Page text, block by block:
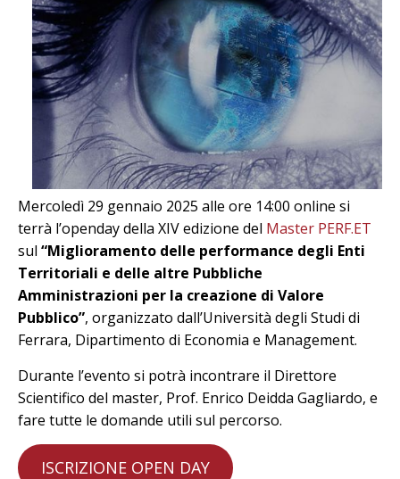
Mercoledì 29 gennaio 2025 alle ore 14:00 online si
terrà l’openday della XIV edizione del Master PERF.ET
sul “Miglioramento delle performance degli Enti
Territoriali e delle altre Pubbliche
Amministrazioni per la creazione di Valore
Pubblico”, organizzato dall’Università degli Studi di
Ferrara, Dipartimento di Economia e Management.
Durante l’evento si potrà incontrare il Direttore
Scientifico del master, Prof. Enrico Deidda Gagliardo, e
fare tutte le domande utili sul percorso.
ISCRIZIONE OPEN DAY